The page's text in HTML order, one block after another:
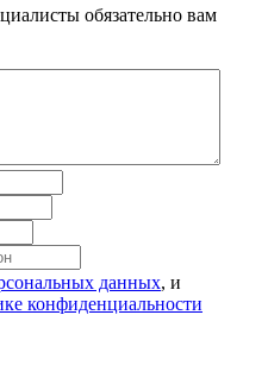
обязательно вам
данных, и
конфиденциальности